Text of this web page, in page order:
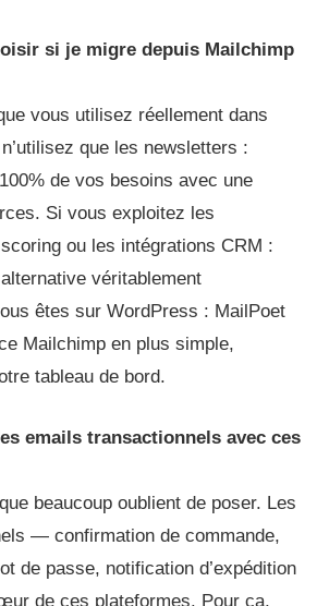
si je migre depuis Mailchimp
vous utilisez réellement dans
que les newsletters :
de vos besoins avec une
Si vous exploitez les
ou les intégrations CRM :
véritablement
êtes sur WordPress : MailPoet
Mailchimp en plus simple,
tableau de bord.
emails transactionnels avec ces
beaucoup oublient de poser. Les
— confirmation de commande,
de passe, notification d’expédition
de ces plateformes. Pour ça,